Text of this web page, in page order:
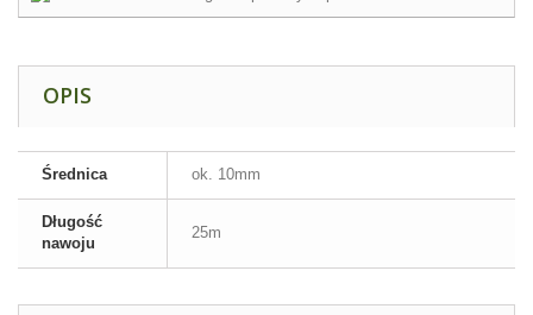
OPIS
Średnica ok. 10mm
Długość
nawoju
25m